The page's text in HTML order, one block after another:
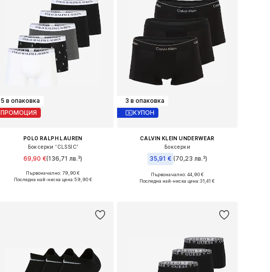
5 в опаковка
ПРОМОЦИЯ
POLO RALPH LAUREN
Боксерки 'CLSSIC'
69,90 €(136,71 лв.³)
+6
Налични размери: S, M, L, XL, XXL
Първоначално: 79,90 €
Последна най-ниска цена:59,90 €
3 в опаковка
КУПОН
CALVIN KLEIN UNDERWEAR
Боксерки
35,91 € (70,23 лв.³)
+7
Налични размери: S, M, L, XL
Първоначално: 44,90 €
Последна най-ниска цена:31,41 €